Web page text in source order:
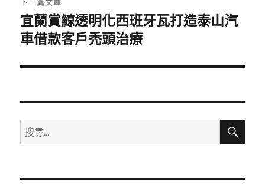
下
一
文
宜蘭賞鯨透明化西班牙瓦打造泰山汽
車借款客戶禿頭治療
搜
尋
鍵
搜